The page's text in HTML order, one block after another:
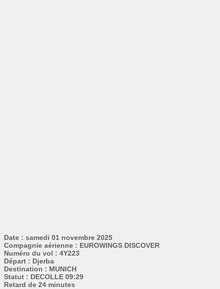
Date : samedi 01 novembre 2025
Compagnie aérienne : EUROWINGS DISCOVER
Numéro du vol : 4Y223
Départ : Djerba
Destination : MUNICH
Statut : DECOLLE 09:29
Retard de 24 minutes